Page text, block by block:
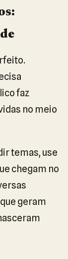
faz
no meio
temas, use
chegam no
geram